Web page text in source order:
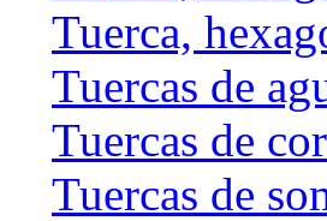
Tuerca,
Tuercas de
Tuercas de
Tuercas de